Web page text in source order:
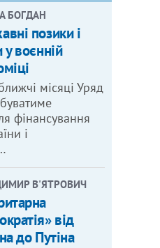
БОГДАН
позики і
у воєнній
місяці Уряд
фінансування
і
В'ЯТРОВИЧ
від
до Путіна